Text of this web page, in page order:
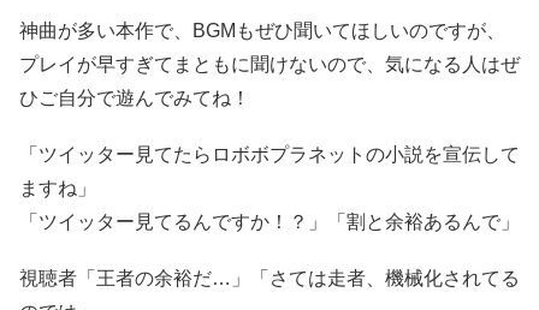
神曲が多い本作で、BGMもぜひ聞いてほしいのですが、
プレイが早すぎてまともに聞けないので、気になる人はぜ
ひご自分で遊んでみてね！
「ツイッター見てたらロボボプラネットの小説を宣伝して
ますね」
「ツイッター見てるんですか！？」「割と余裕あるんで」
視聴者「王者の余裕だ…」「さては走者、機械化されてる